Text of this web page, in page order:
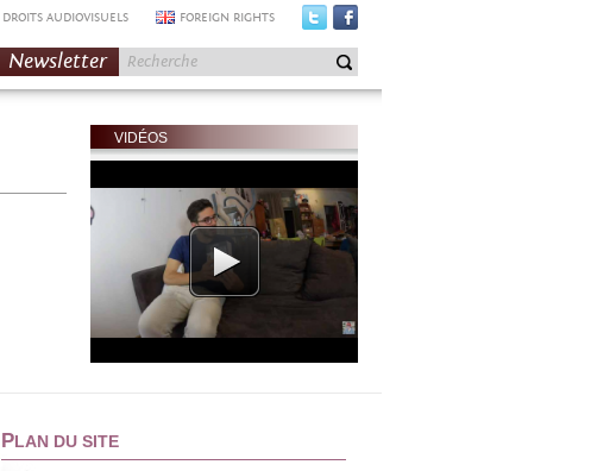
DROITS AUDIOVISUELS FOREIGN RIGHTS
Newsletter
VIDÉOS
PLAN DU SITE